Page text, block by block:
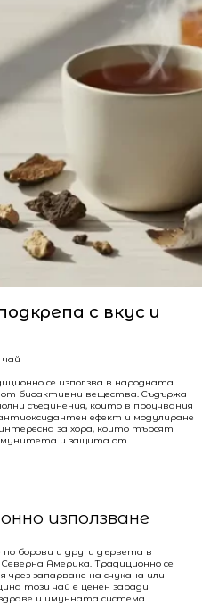
с вкус и
се използва в народната
от биоактивни вещества. Съдържа
съединения, които в проучвания
ефект и модулиране
за хора, които търсят
и защита от
използване
по борови и други дървета в
Америка. Традиционно се
чрез запарване на счукана или
този чай е ценен заради
и имунната система.